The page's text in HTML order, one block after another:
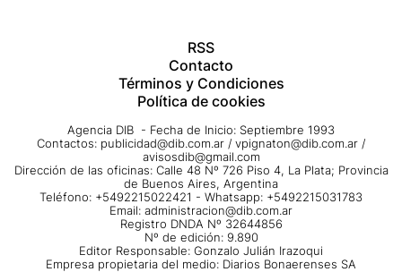
RSS
Contacto
Términos y Condiciones
Política de cookies
Agencia DIB - Fecha de Inicio: Septiembre 1993
Contactos: publicidad@dib.com.ar / vpignaton@dib.com.ar /
avisosdib@gmail.com
Dirección de las oficinas: Calle 48 Nº 726 Piso 4, La Plata; Provincia
de Buenos Aires, Argentina
Teléfono: +5492215022421 - Whatsapp: +5492215031783
Email: administracion@dib.com.ar
Registro DNDA Nº 32644856
Nº de edición: 9.890
Editor Responsable: Gonzalo Julián Irazoqui
Empresa propietaria del medio: Diarios Bonaerenses SA